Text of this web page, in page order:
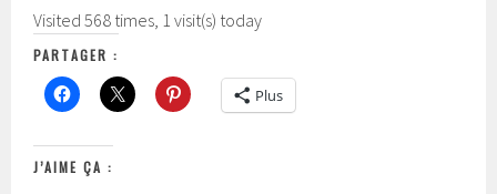
Visited 568 times, 1 visit(s) today
PARTAGER :
Plus
J’AIME ÇA :